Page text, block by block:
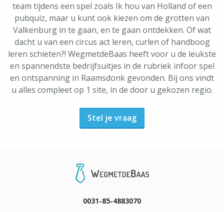
team tijdens een spel zoals Ik hou van Holland of een
pubquiz, maar u kunt ook kiezen om de grotten van
Valkenburg in te gaan, en te gaan ontdekken. Of wat
dacht u van een circus act leren, curlen of handboog
leren schieten?! WegmetdeBaas heeft voor u de leukste
en spannendste bedrijfsuitjes in de rubriek infoor spel
en ontspanning in Raamsdonk gevonden. Bij ons vindt
u alles compleet op 1 site, in de door u gekozen regio.
Stel je vraag
0031-85-4883070